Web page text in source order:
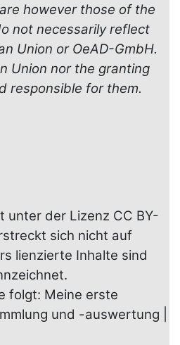
however those of the
not necessarily reflect
Union or OeAD-GmbH.
Union nor the granting
responsible for them.
unter der Lizenz CC BY-
sich nicht auf
lienzierte Inhalte sind
folgt: Meine erste
und -auswertung